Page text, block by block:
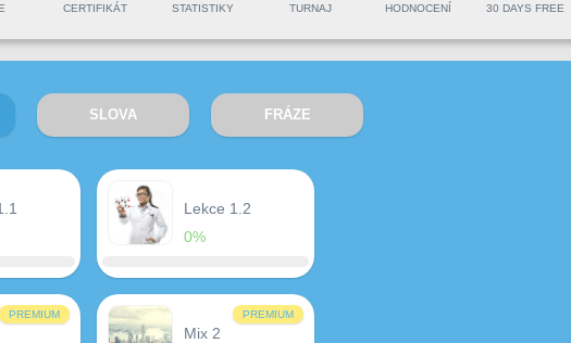
CERTIFIKÁT STATISTIKY TURNAJ HODNOCENÍ 30 DAYS FREE
SLOVA FRÁZE
Lekce 1.2
0%
PREMIUM PREMIUM
Mix 2